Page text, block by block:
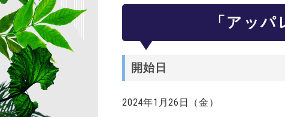
「アッ
開始日
2024年1月26日（金）